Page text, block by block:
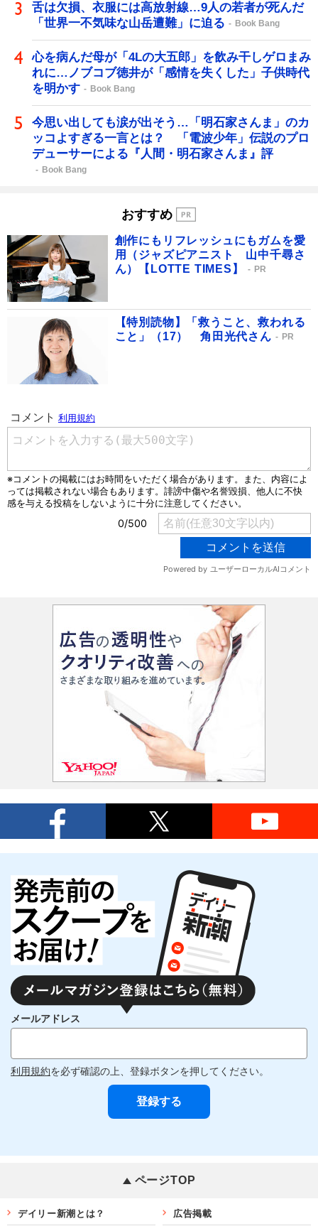
舌は欠損、衣服には高放射線…9人の若者が死んだ
「世界一不気味な山岳遭難」に迫る
Book Bang
心を病んだ母が「4Lの大五郎」を飲み干しゲロまみ
れに…ノブコブ徳井が「感情を失くした」子供時代
を明かす
Book Bang
今思い出しても涙が出そう…「明石家さんま」のカ
ッコよすぎる一言とは？ 「電波少年」伝説のプロ
デューサーによる『人間・明石家さんま』評
Book Bang
おすすめ
創作にもリフレッシュにもガムを愛
用（ジャズピアニスト 山中千尋さ
ん）【LOTTE TIMES】
PR
【特別読物】「救うこと、救われる
こと」（17） 角田光代さん
PR
メールアドレス
利用規約を必ず確認の上、登録ボタンを押してください。
ページTOP
デイリー新潮とは？ 広告掲載